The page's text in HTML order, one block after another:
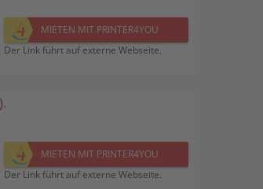
MIETEN MIT PRINTER4YOU
Der Link führt auf externe Webseite.
MIETEN MIT PRINTER4YOU
Der Link führt auf externe Webseite.